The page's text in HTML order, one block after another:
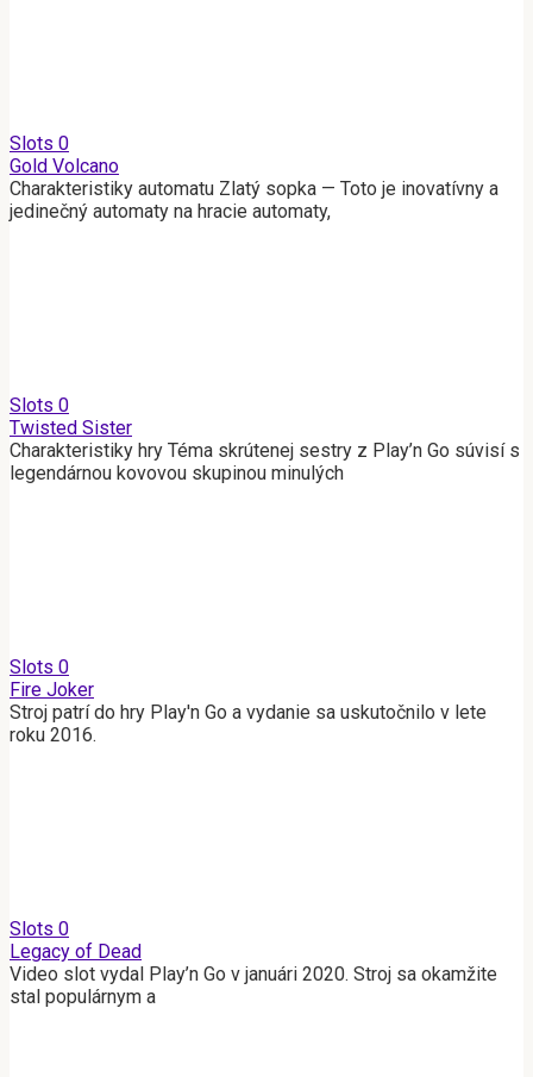
Slots 0
Gold Volcano
Charakteristiky automatu Zlatý sopka — Toto je inovatívny a
jedinečný automaty na hracie automaty,
Slots 0
Twisted Sister
Charakteristiky hry Téma skrútenej sestry z Play’n Go súvisí s
legendárnou kovovou skupinou minulých
Slots 0
Fire Joker
Stroj patrí do hry Play'n Go a vydanie sa uskutočnilo v lete
roku 2016.
Slots 0
Legacy of Dead
Video slot vydal Play’n Go v januári 2020. Stroj sa okamžite
stal populárnym a